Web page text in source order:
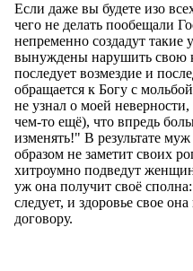
Если даже вы будете изо
чего не делать пообещали
непременно создадут такие
вынуждены нарушить свою
последует возмездие и
обращается к Богу с
не узнал о моей
чем-то ещё), что впредь
изменять!" В результате
образом не заметит своих
хитроумно подведут
уж она получит своё
следует, и здоровье свое
договору.